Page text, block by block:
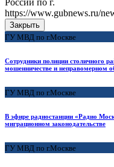
https://www.gubnews.ru/
Закрыть
ГУ МВД по г.Москве
Сотрудники полиции столичного
мошенничестве и неправомерном
ГУ МВД по г.Москве
В эфире радиостанции «Радио
миграционном законодательстве
ГУ МВД по г.Москве